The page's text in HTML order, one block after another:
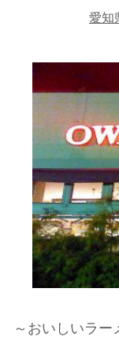
愛知
～ おいしいラ